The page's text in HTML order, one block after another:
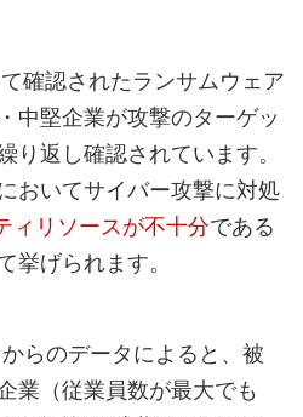
確認されたランサムウェア
中堅企業が攻撃のターゲッ
り返し確認されています。
おいてサイバー攻撃に対処
ィリソースが不十分である
挙げられます。
らのデータによると、被
業（従業員数が最大でも